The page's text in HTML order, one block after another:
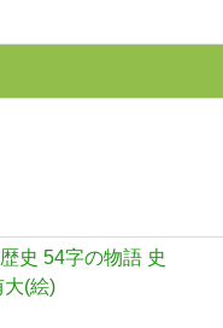
史 54字の物語 史
大(絵)